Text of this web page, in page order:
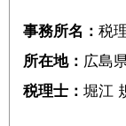
事務所名： 税
所在地： 広島
税理士： 堀江